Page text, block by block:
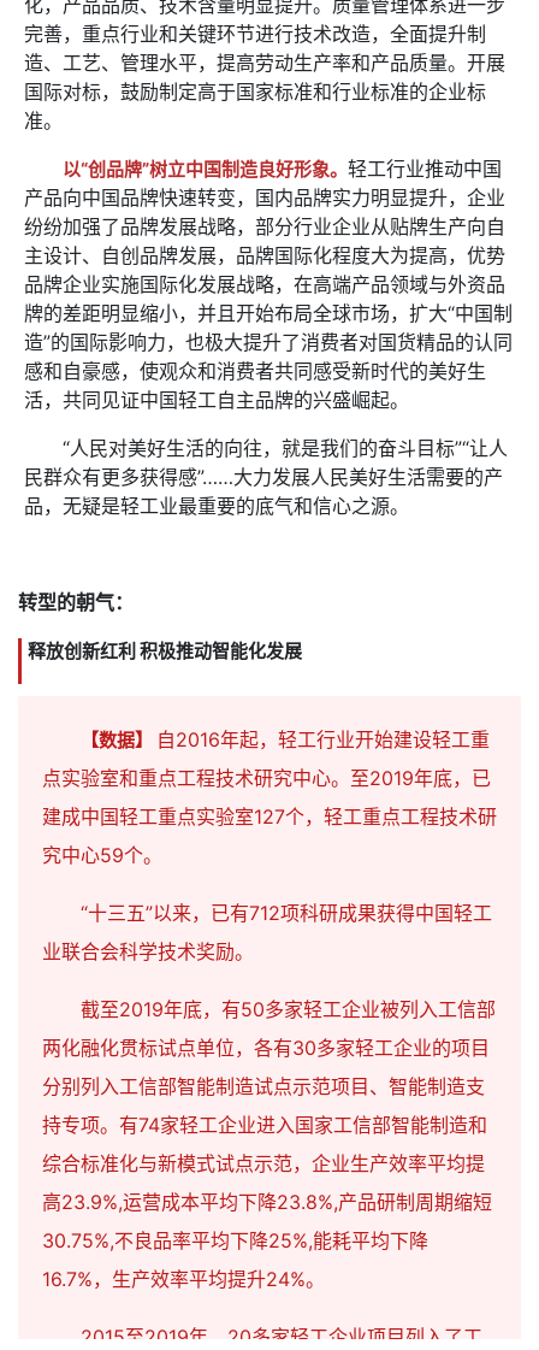
完善，重点行业和关键环节进行技术改造，全面提升制
造、工艺、管理水平，提高劳动生产率和产品质量。开展
国际对标，鼓励制定高于国家标准和行业标准的企业标
准。
以“创品牌”树立中国制造良好形象。 轻工行业推动中国
产品向中国品牌快速转变，国内品牌实力明显提升，企业
纷纷加强了品牌发展战略，部分行业企业从贴牌生产向自
主设计、自创品牌发展，品牌国际化程度大为提高，优势
品牌企业实施国际化发展战略，在高端产品领域与外资品
牌的差距明显缩小，并且开始布局全球市场，扩大“中国制
造”的国际影响力，也极大提升了消费者对国货精品的认同
感和自豪感，使观众和消费者共同感受新时代的美好生
活，共同见证中国轻工自主品牌的兴盛崛起。
“人民对美好生活的向往，就是我们的奋斗目标”“让人
民群众有更多获得感”……大力发展人民美好生活需要的产
品，无疑是轻工业最重要的底气和信心之源。
转型的朝气：
释放创新红利 积极推动智能化发展
【数据】
自2016年起，轻工行业开始建设轻工重
点实验室和重点工程技术研究中心。至2019年底，已
建成中国轻工重点实验室127个，轻工重点工程技术研
究中心59个。
“十三五”以来，已有712项科研成果获得中国轻工
业联合会科学技术奖励。
截至2019年底，有50多家轻工企业被列入工信部
两化融化贯标试点单位，各有30多家轻工企业的项目
分别列入工信部智能制造试点示范项目、智能制造支
持专项。有74家轻工企业进入国家工信部智能制造和
综合标准化与新模式试点示范，企业生产效率平均提
高23.9%,运营成本平均下降23.8%,产品研制周期缩短
30.75%,不良品率平均下降25%,能耗平均下降
16.7%，生产效率平均提升24%。
2015至2019年，20多家轻工企业项目列入了工